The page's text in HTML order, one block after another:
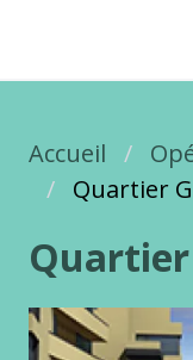
Fil
Accueil
Quartier